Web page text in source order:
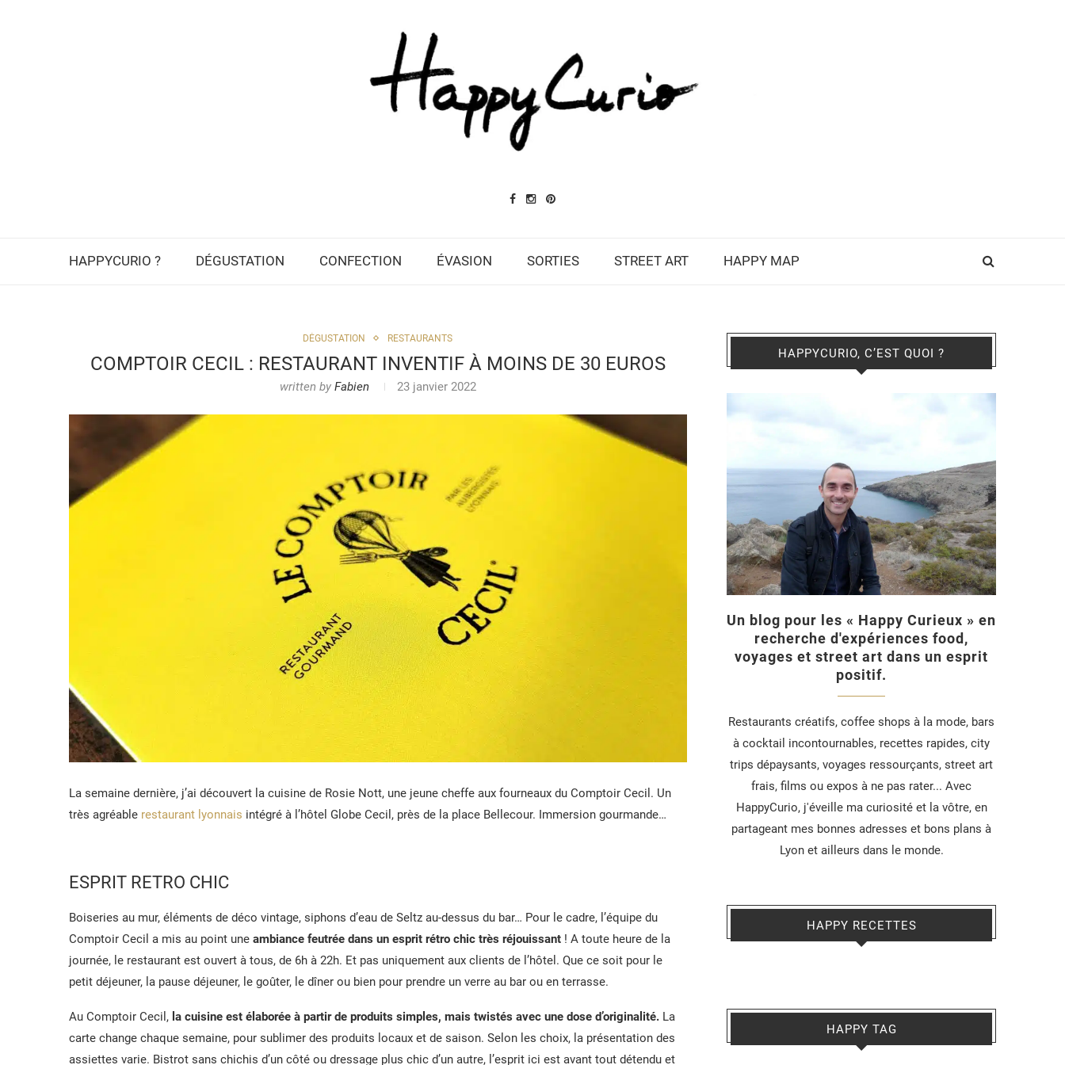
HAPPYCURIO ? DÉGUSTATION CONFECTION ÉVASION SORTIES STREET ART HAPPY MAP
DÉGUSTATION RESTAURANTS
COMPTOIR CECIL : RESTAURANT INVENTIF À MOINS DE 30 EUROS
written by Fabien 23 janvier 2022
La semaine dernière, j’ai découvert la cuisine de Rosie Nott, une jeune cheffe aux fourneaux du Comptoir Cecil. Un
très agréable restaurant lyonnais intégré à l’hôtel Globe Cecil, près de la place Bellecour. Immersion gourmande…
ESPRIT RETRO CHIC
Boiseries au mur, éléments de déco vintage, siphons d’eau de Seltz au-dessus du bar… Pour le cadre, l’équipe du
Comptoir Cecil a mis au point une ambiance feutrée dans un esprit rétro chic très réjouissant ! A toute heure de la
journée, le restaurant est ouvert à tous, de 6h à 22h. Et pas uniquement aux clients de l’hôtel. Que ce soit pour le
petit déjeuner, la pause déjeuner, le goûter, le dîner ou bien pour prendre un verre au bar ou en terrasse.
Au Comptoir Cecil, la cuisine est élaborée à partir de produits simples, mais twistés avec une dose d’originalité. La
carte change chaque semaine, pour sublimer des produits locaux et de saison. Selon les choix, la présentation des
assiettes varie. Bistrot sans chichis d’un côté ou dressage plus chic d’un autre, l’esprit ici est avant tout détendu et
HAPPYCURIO, C’EST QUOI ?
Un blog pour les « Happy Curieux » en
recherche d'expériences food,
voyages et street art dans un esprit
positif.
Restaurants créatifs, coffee shops à la mode, bars
à cocktail incontournables, recettes rapides, city
trips dépaysants, voyages ressourçants, street art
frais, films ou expos à ne pas rater... Avec
HappyCurio, j'éveille ma curiosité et la vôtre, en
partageant mes bonnes adresses et bons plans à
Lyon et ailleurs dans le monde.
HAPPY RECETTES
HAPPY TAG